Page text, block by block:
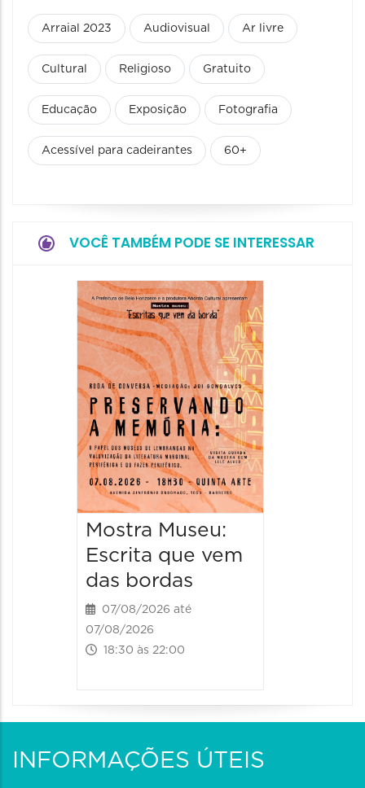
Arraial 2023 Audiovisual Ar livre
Cultural Religioso Gratuito
Educação Exposição Fotografia
Acessível para cadeirantes 60+
VOCÊ TAMBÉM PODE SE INTERESSAR
Mostra Museu:
Escrita que vem
das bordas
07/08/2026 até
07/08/2026
18:30 às 22:00
INFORMAÇÕES ÚTEIS